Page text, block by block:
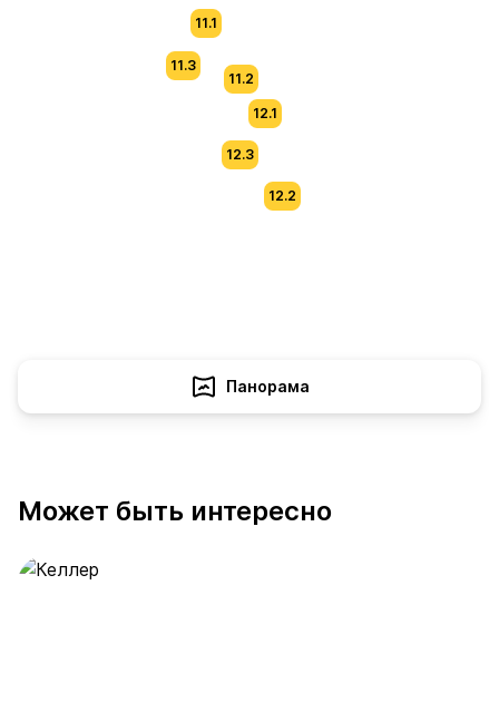
11.3
11.1
11.2
12.1
12.2
12.3
Панорама
Может быть интересно